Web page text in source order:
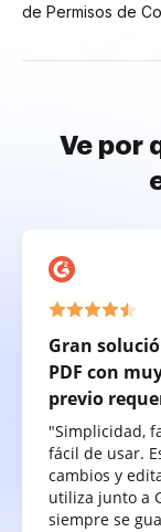
de Permisos de
Ve por
Gran
PDF con
previo
"Simplicidad,
fácil de usar.
cambios y
utiliza junto a
siempre se